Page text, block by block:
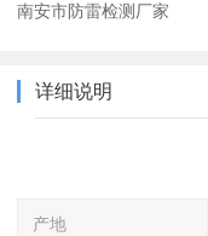
南安市防雷检测厂家
详细说明
产地